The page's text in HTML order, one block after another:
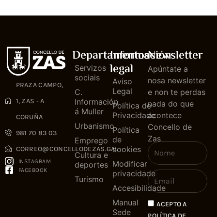
PRAZA CAMPO,
1, ZAS - A
CORUÑA
981 70 83 03
CORREO@CONCELLODEZAS.GAL
INSTAGRAM
FACEBOOK
Departamentos
Servizos
sociais
C.
Información
á Muller
Urbanismo
Emprego
Cultura e
deportes
Turismo
Información
legal
Aviso
Legal
Política de
Privacidade
Política
de
cookies
Modificar
privacidade
Accesibilidade
Manual
Sede
Newsletter
Apúntate a
nosa newsletter
e non te perdas
nada do que
acontece
Concello de
Zas
ACEPTO A